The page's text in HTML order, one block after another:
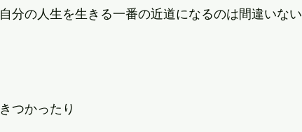
自分の人生を生きる一番の近道になるのは間違いない
きつかったり